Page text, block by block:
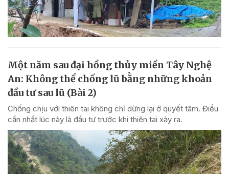
Một năm sau đại hồng thủy miền Tây Nghệ
An: Không thể chống lũ bằng những khoản
đầu tư sau lũ (Bài 2)
Chống chịu với thiên tai không chỉ dừng lại ở quyết tâm. Điều
cần nhất lúc này là đầu tư trước khi thiên tai xảy ra.